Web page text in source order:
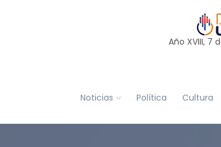
Año XVIII, 7
Noticias Política Cultura